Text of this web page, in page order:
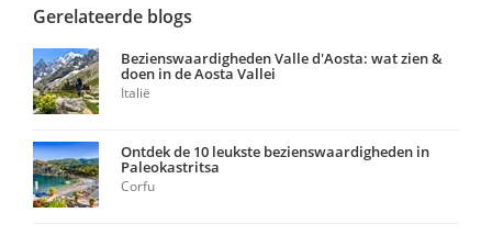
Gerelateerde blogs
Bezienswaardigheden Valle d'Aosta: wat zien &
doen in de Aosta Vallei
Italië
Ontdek de 10 leukste bezienswaardigheden in
Paleokastritsa
Corfu